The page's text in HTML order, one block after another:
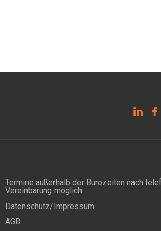
Termine außerhalb der Bürozeiten nach
Vereinbarung möglich
Datenschutz/Impressum
AGB